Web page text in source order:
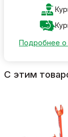
Подробнее о
С этим